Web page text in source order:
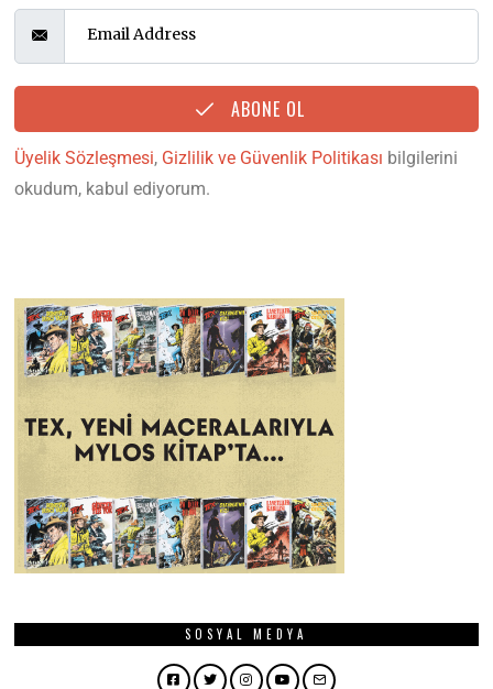
ABONE OL
Üyelik Sözleşmesi, Gizlilik ve Güvenlik Politikası bilgilerini
okudum, kabul ediyorum.
SOSYAL MEDYA
Facebook
TwitterInstagram
YouTubeEmail